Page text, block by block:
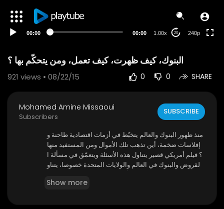
00:00 00:00 1.00x 20 240p
البنوك، كيف ظهرت، كيف تعمل، ومن يتحكّم بها ؟
921 views • 08/22/15 0 0 SHARE
Mohamed Amine Missaoui
Subscribers
SUBSCRIBE
منذ ظهور البنوك والعالم يتخبّط في أزمات اقتصادية طاحنة و
إفلاسات ضخمة، أين تذهب تلك الأموال ومن المستفيد منها
؟ فيلم أمريكي قصير يتناول هذه الأسئلة ويتعمّق في مسألة ا
لقروض والبنوك في العالم والولايات المتحدة خصوصا، يتناو
ي تاريخ نشأة البنوك و تمويلها للحروب.
Show more